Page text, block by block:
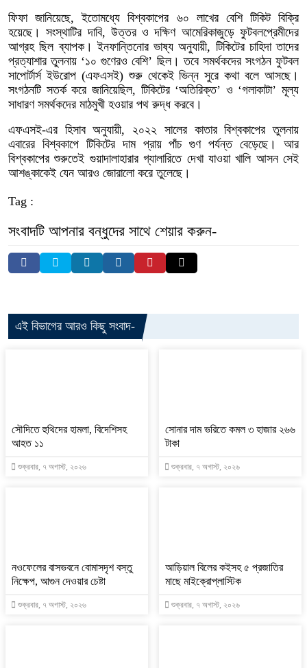
ফিফা জানিয়েছে, ইতোমধ্যে বিশ্বকাপের ৬০ লাখের বেশি টিকিট বিক্রি
হয়েছে। সংস্থাটির দাবি, উত্তর ও দক্ষিণ আমেরিকাজুড়ে ফুটবলপ্রেমীদের
আগ্রহ ছিল ব্যাপক। ইনফান্তিনোর ভাষ্য অনুযায়ী, টিকিটের চাহিদা তাদের
প্রত্যাশার তুলনায় ‘১০ গুণেরও বেশি’ ছিল। তবে সমর্থকদের সংগঠন ফুটবল
সাপোর্টার্স ইউরোপ (এফএসই) শুরু থেকেই ভিন্ন সুরে কথা বলে আসছে।
সংগঠনটি সতর্ক করে জানিয়েছিল, টিকিটের ‘অতিরিক্ত’ ও ‘গলাকাটা’ মূল্য
সাধারণ সমর্থকদের মাঠমুখী হওয়ার পথ রুদ্ধ করবে।
এফএসই-এর হিসাব অনুযায়ী, ২০২২ সালের কাতার বিশ্বকাপের তুলনায়
এবারের বিশ্বকাপে টিকিটের দাম প্রায় পাঁচ গুণ পর্যন্ত বেড়েছে। আর
বিশ্বকাপের শুরুতেই গুয়াদালাহারার গ্যালারিতে দেখা যাওয়া খালি আসন সেই
আশঙ্কাকেই যেন আরও জোরালো করে তুলেছে।
Tag :
সংবাদটি আপনার বন্ধুদের সাথে শেয়ার করুন-
এই বিভাগের আরও কিছু সংবাদ-
সৌদিতে হুথিদের হামলা, বিদেশিসহ
আহত ১১
শুক্রবার, ৭ অগাস্ট, ২০২৬
সোনার দাম ভরিতে কমল ৩ হাজার ২৬৬
টাকা
শুক্রবার, ৭ অগাস্ট, ২০২৬
নওফেলের বাসভবনে বোমাসদৃশ বস্তু
নিক্ষেপ, আগুন দেওয়ার চেষ্টা
শুক্রবার, ৭ অগাস্ট, ২০২৬
আড়িয়াল বিলের কইসহ ৫ প্রজাতির
মাছে মাইক্রোপ্লাস্টিক
শুক্রবার, ৭ অগাস্ট, ২০২৬